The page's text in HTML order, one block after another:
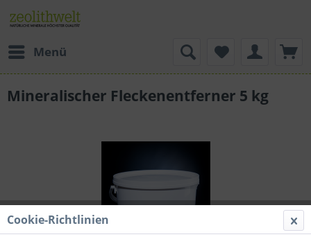
Menü
Mineralischer Fleckenentferner 5 kg
Cookie-Richtlinien